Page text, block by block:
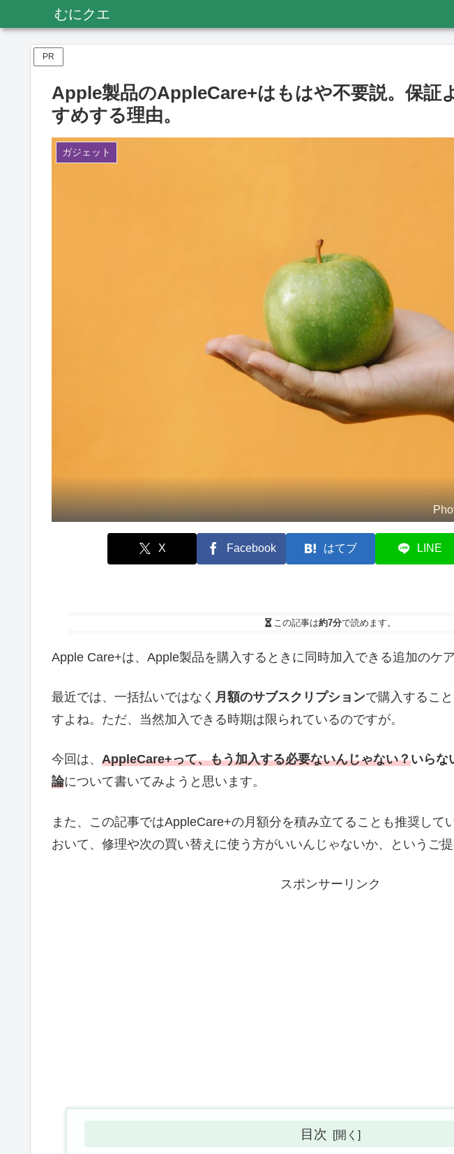
むにクエ
PR
Apple製品のAppleCare+はもはや不要説。保証
すめする理由。
ガジェット
X Facebook はてブ LINE
この記事は約7分で読めます。
Apple Care+は、Apple製品を購入するときに同時加入できる追加のケ
最近では、一括払いではなく 月額のサブスクリプションで購入するこ
すよね。ただ、当然加入できる時期は限られているのですが。
今回は、 AppleCare+って、もう加入する必要ないんじゃない？いらな
論について書いてみようと思います。
また、この記事ではAppleCare+の月額分を積み立てることも推奨して
おいて、修理や次の買い替えに使う方がいいんじゃないか、というご提
スポンサーリンク
目次